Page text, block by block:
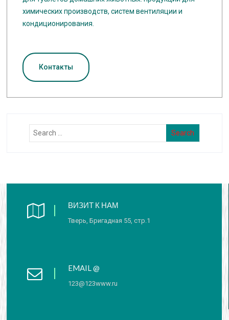
химических производств, систем вентиляции и
кондиционирования.
Контакты
ВИЗИТ К НАМ
Тверь, Бригадная 55, стр.1
EMAIL @
123@123www.ru